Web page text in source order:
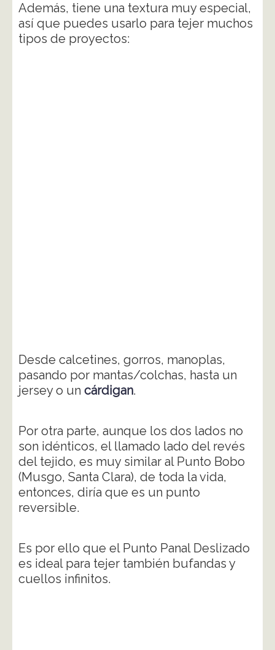
Además, tiene una textura muy especial,
así que puedes usarlo para tejer muchos
tipos de proyectos:
Desde calcetines, gorros, manoplas,
pasando por mantas/colchas, hasta un
jersey o un cárdigan.
Por otra parte, aunque los dos lados no
son idénticos, el llamado lado del revés
del tejido, es muy similar al Punto Bobo
(Musgo, Santa Clara), de toda la vida,
entonces, diría que es un punto
reversible.
Es por ello que el Punto Panal Deslizado
es ideal para tejer también bufandas y
cuellos infinitos.